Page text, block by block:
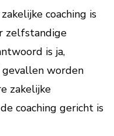
coaching is
zelfstandige
is ja,
gevallen worden
zakelijke
coaching gericht is